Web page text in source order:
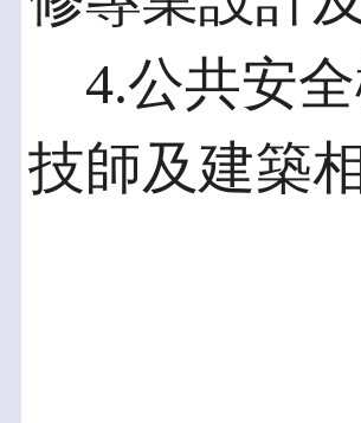
4.公共安全
技師及建築